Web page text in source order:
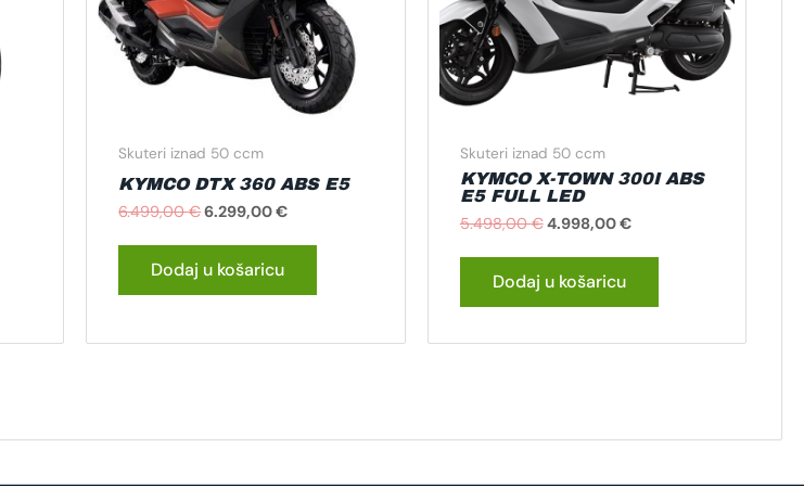
Skuteri iznad 50 ccm
KYMCO DTX 360 ABS E5
6.499,00€6.299,00€
Dodaj u košaricu
Skuteri iznad 50 ccm
KYMCO X-TOWN 300I ABS
E5 FULL LED
5.498,00€4.998,00€
Dodaj u košaricu